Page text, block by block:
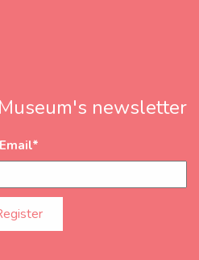
newsletter
Email*